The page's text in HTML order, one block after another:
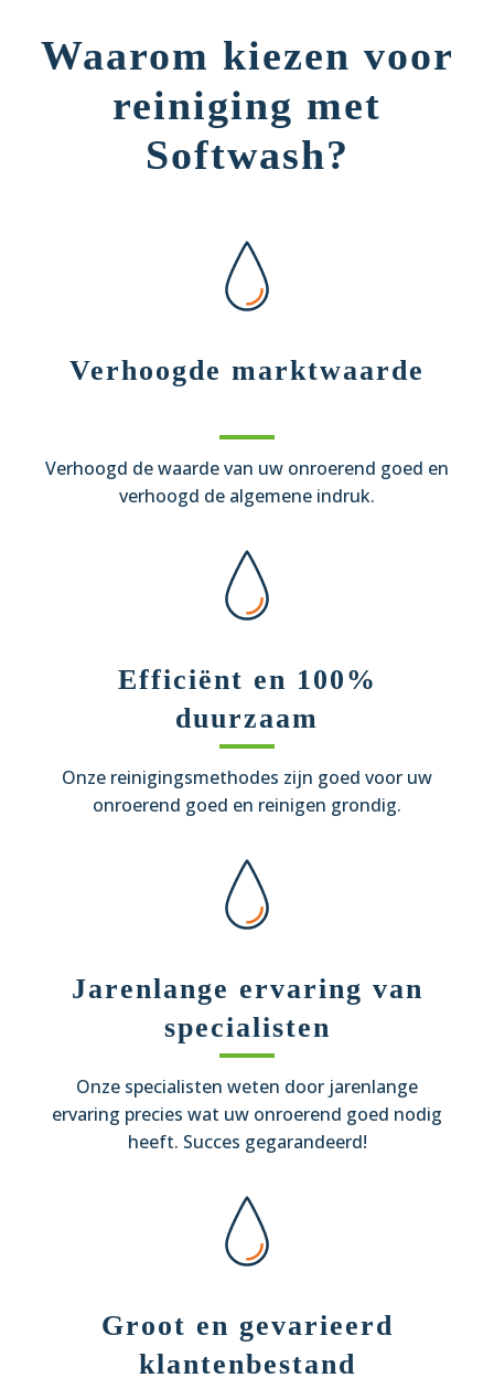
Waarom kiezen voor
reiniging met
Softwash?
Verhoogde marktwaarde
Verhoogd de waarde van uw onroerend goed en
verhoogd de algemene indruk.
Efficiënt en 100%
duurzaam
Onze reinigingsmethodes zijn goed voor uw
onroerend goed en reinigen grondig.
Jarenlange ervaring van
specialisten
Onze specialisten weten door jarenlange
ervaring precies wat uw onroerend goed nodig
heeft. Succes gegarandeerd!
Groot en gevarieerd
klantenbestand